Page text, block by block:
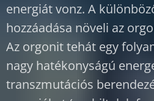
energiát vonz. A
hozzáadása növeli az
Az orgonit tehát egy
nagy hatékonyságú
transzmutációs